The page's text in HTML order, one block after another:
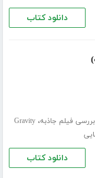
دانلود کتاب
بررسی فیلم جاذبه،Gravity
دانلود کتاب